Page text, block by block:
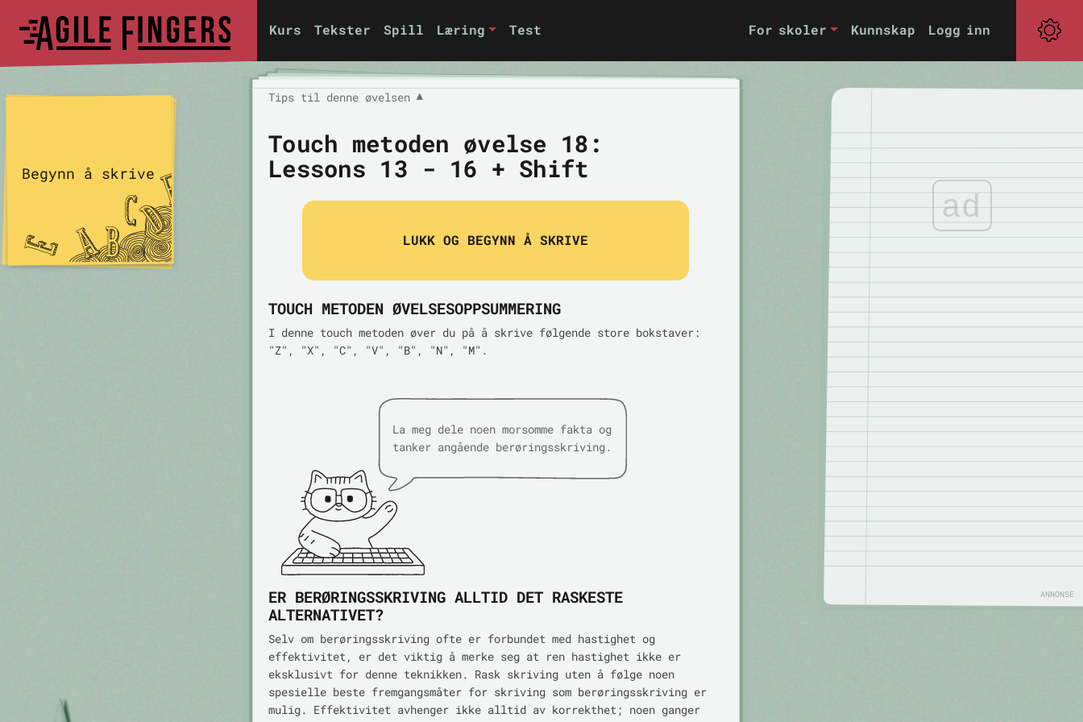
Kurs Tekster Spill Læring Test For skoler Kunnskap Logg inn
Tips til denne øvelsen ▼
Touch metoden øvelse 18:
Lessons 13 - 16 + Shift
LUKK OG BEGYNN Å SKRIVE
TOUCH METODEN ØVELSESOPPSUMMERING
I denne touch metoden øver du på å skrive følgende store bokstaver:
"Z", "X", "C", "V", "B", "N", "M".
La meg dele noen morsomme fakta og
tanker angående berøringsskriving.
ER BERØRINGSSKRIVING ALLTID DET RASKESTE
ALTERNATIVET?
Selv om berøringsskriving ofte er forbundet med hastighet og
effektivitet, er det viktig å merke seg at ren hastighet ikke er
eksklusivt for denne teknikken. Rask skriving uten å følge noen
spesielle beste fremgangsmåter for skriving som berøringsskriving er
mulig. Effektivitet avhenger ikke alltid av korrekthet; noen ganger
ad
ANNONSE
Begynn å skrive